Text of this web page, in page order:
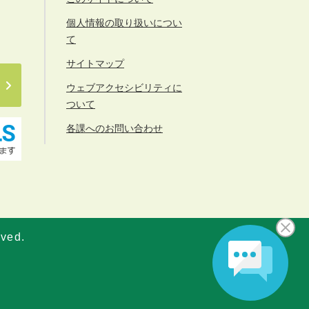
個人情報の取り扱いについ
て
サイトマップ
ウェブアクセシビリティに
ついて
各課へのお問い合わせ